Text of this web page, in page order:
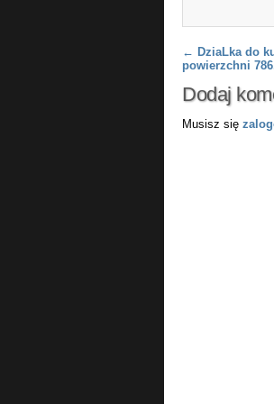
Post
← DziaLka do
powierzchni
Dodaj
Musisz się